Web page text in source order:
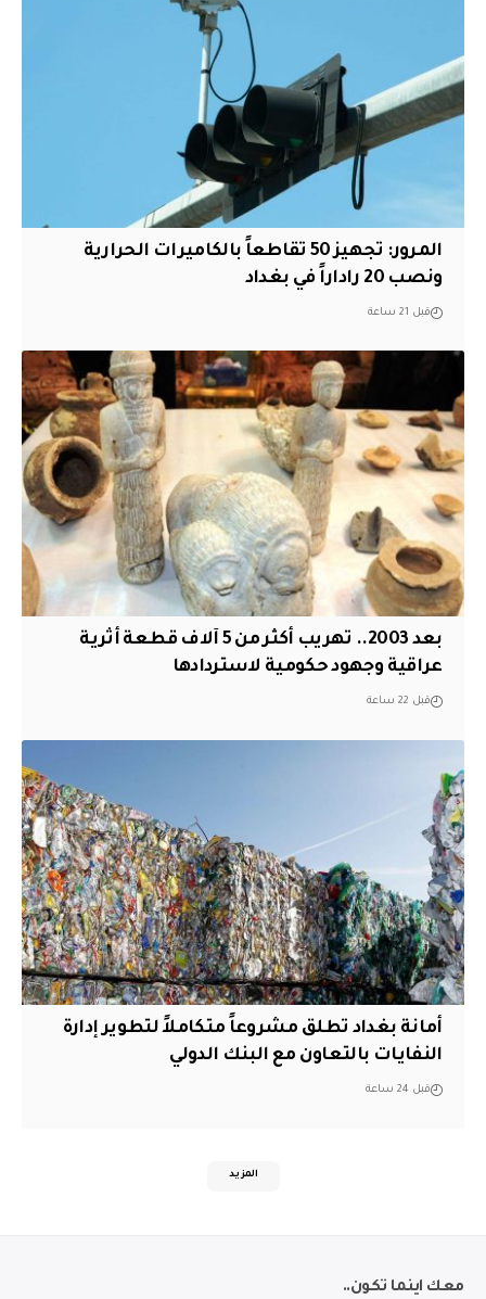
المرور: تجهيز 50 تقاطعاً بالكاميرات الحرارية
ونصب 20 راداراً في بغداد
قبل 21 ساعة
بعد 2003.. تهريب أكثر من 5 آلاف قطعة أثرية
عراقية وجهود حكومية لاستردادها
قبل 22 ساعة
أمانة بغداد تطلق مشروعاً متكاملاً لتطوير إدارة
النفايات بالتعاون مع البنك الدولي
قبل 24 ساعة
المزيد
معك اينما تكون..